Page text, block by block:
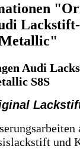
Audi
S8S
und